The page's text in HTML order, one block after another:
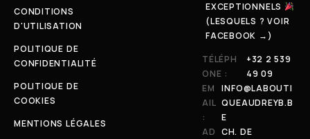
CONDITIONS
D'UTILISATION
POLITIQUE DE
CONFIDENTIALITÉ
POLITIQUE DE
COOKIES
MENTIONS LÉGALES
EXCEPTIONNELS
(LESQUELS ? VOIR
FACEBOOK →)
TÉLÉPH
ONE :
+32 2 539
49 09
EM
AIL
:
INFO@LABOUTI
QUEAUDREYB.B
E
AD CH. DE